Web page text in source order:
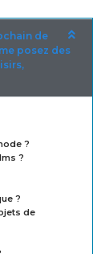
de
posez des
?
?
?
de